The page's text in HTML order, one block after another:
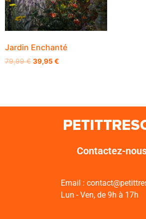
Jardin Enchanté
79,99€ 39,95€
Contactez-
Email :
Lun - Ven, de 9h à 17h